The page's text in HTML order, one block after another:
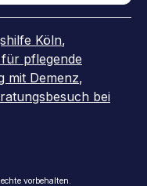
Köln,
pflegende
mit Demenz,
bei
vorbehalten.